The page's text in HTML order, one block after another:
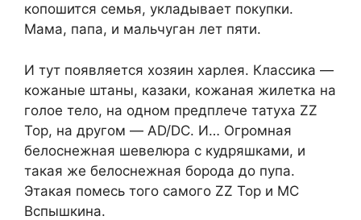
копошится семья, укладывает покупки.
Мама, папа, и мальчуган лет пяти.
И тут появляется хозяин харлея. Классика —
кожаные штаны, казаки, кожаная жилетка на
голое тело, на одном предплече татуха ZZ
Top, на другом — AD/DC. И… Огромная
белоснежная шевелюра с кудряшками, и
такая же белоснежная борода до пупа.
Этакая помесь того самого ZZ Top и MC
Вспышкина.